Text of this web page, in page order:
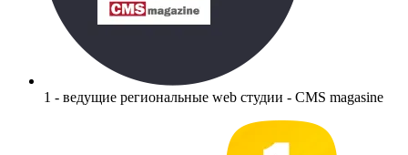
1 - ведущие региональные web студии - CMS magasine